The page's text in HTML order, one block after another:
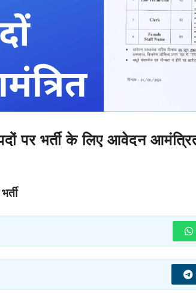
पर भर्ती के लिए आवेदन